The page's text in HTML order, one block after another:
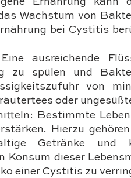
Wachstum von
bei Cystitis
ausreichende
zu spülen und
von
oder
Bestimmte
Hierzu
Getränke und
Konsum dieser
einer Cystitis zu